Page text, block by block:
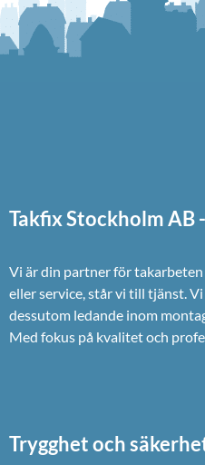
Takfix Stockholm
Vi är din partner för
eller service, står vi till tjänst.
dessutom ledande inom
Med fokus på kvalitet och
Trygghet och